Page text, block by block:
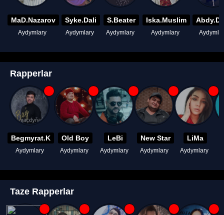
MaD.Nazarov
Aydymlary
Syke.Dali
Aydymlary
S.Beater
Aydymlary
Iska.Muslim
Aydymlary
Rapperlar
Begmyrat.K
Aydymlary
Old Boy
Aydymlary
LeBi
Aydymlary
New Star
Aydymlary
LiMa
Aydymlary
Taze Rapperlar